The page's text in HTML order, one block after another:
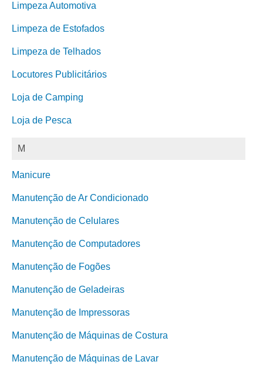
Limpeza Automotiva
Limpeza de Estofados
Limpeza de Telhados
Locutores Publicitários
Loja de Camping
Loja de Pesca
M
Manicure
Manutenção de Ar Condicionado
Manutenção de Celulares
Manutenção de Computadores
Manutenção de Fogões
Manutenção de Geladeiras
Manutenção de Impressoras
Manutenção de Máquinas de Costura
Manutenção de Máquinas de Lavar